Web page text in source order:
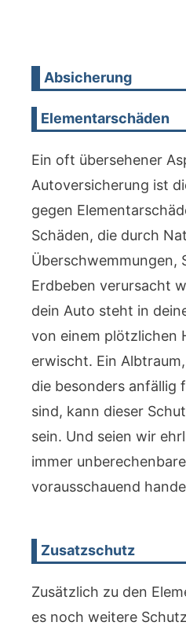
Absicherung
Elementarschäden
Ein oft übersehener
Autoversicherung ist
gegen
Schäden, die durch
Überschwemmungen,
Erdbeben verursacht
dein Auto steht in
von einem plötzlichen
erwischt. Ein
die besonders anfällig
sind, kann dieser
sein. Und seien wir
immer
vorausschauend
Zusatzschutz
Zusätzlich zu den
es noch weitere